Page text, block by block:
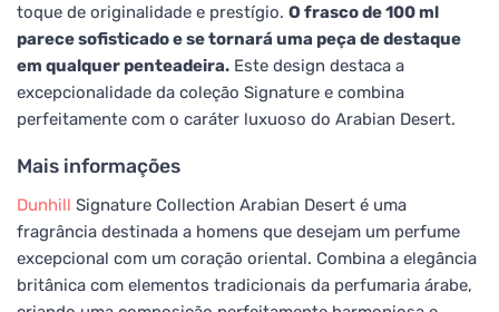
toque de originalidade e prestígio. O frasco de 100 ml
parece sofisticado e se tornará uma peça de destaque
em qualquer penteadeira. Este design destaca a
excepcionalidade da coleção Signature e combina
perfeitamente com o caráter luxuoso do Arabian Desert.
Mais informações
Dunhill Signature Collection Arabian Desert é uma
fragrância destinada a homens que desejam um perfume
excepcional com um coração oriental. Combina a elegância
britânica com elementos tradicionais da perfumaria árabe,